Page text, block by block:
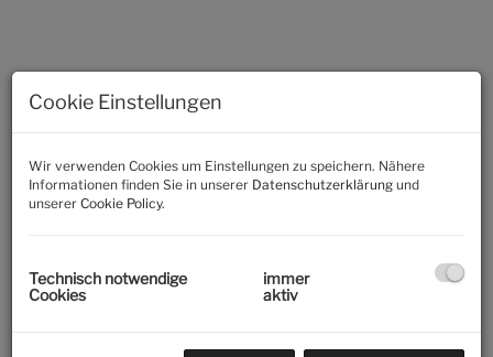
Cookie Einstellungen
Wir verwenden Cookies um Einstellungen zu speichern. Nähere
Informationen finden Sie in unserer Datenschutzerklärung und
unserer Cookie Policy.
Technisch notwendige
Cookies
immer
aktiv